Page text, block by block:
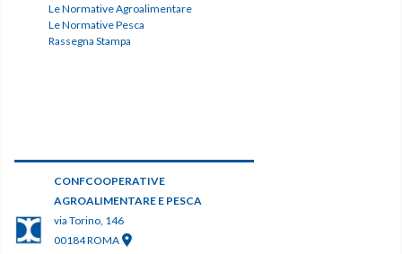
CONFCOOPERATIVE
AGROALIMENTARE E PESCA
via Torino, 146
00184 ROMA
Le Normative Agroalimentare
Le Normative Pesca
Rassegna Stampa